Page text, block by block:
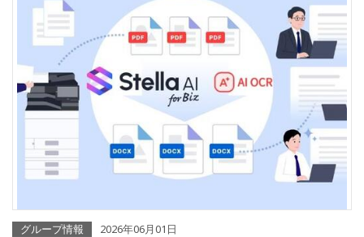
グループ情報 2026年06月01日